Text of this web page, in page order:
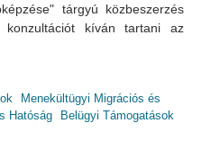
tárgyú közbeszerzés
konzultációt kíván tartani az
Menekültügyi Migrációs és
Hatóság
Belügyi Támogatások